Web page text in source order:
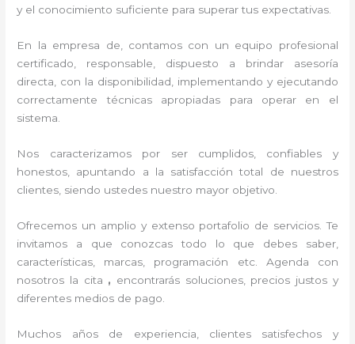
y el conocimiento suficiente para superar tus expectativas.
En la empresa de , contamos con un equipo profesional
certificado, responsable, dispuesto a brindar asesoría
directa, con la disponibilidad, implementando y ejecutando
correctamente técnicas apropiadas para operar en el
sistema.
Nos caracterizamos por ser cumplidos, confiables y
honestos, apuntando a la satisfacción total de nuestros
clientes, siendo ustedes nuestro mayor objetivo.
Ofrecemos un amplio y extenso portafolio de servicios. Te
invitamos a que conozcas todo lo que debes saber,
características, marcas, programación etc. Agenda con
nosotros la cita , encontrarás soluciones, precios justos y
diferentes medios de pago.
Muchos años de experiencia, clientes satisfechos y